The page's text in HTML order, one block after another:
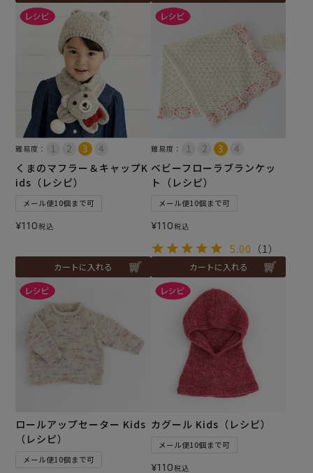
難易度：
くまのマフラー＆キャップK
ids（レシピ）
メール便10個まで可
¥110税込
カートに入れる
難易度：
ベビーフローラブランケッ
ト（レシピ）
メール便10個まで可
¥110税込
5.00 （1）
カートに入れる
ロールアップセーター Kids
（レシピ）
メール便10個まで可
カグール Kids（レシピ）
メール便10個まで可
¥110税込